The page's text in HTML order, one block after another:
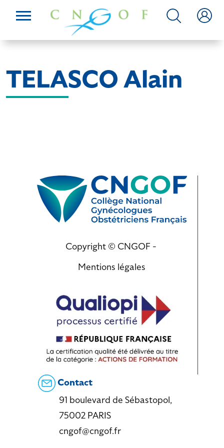
TELASCO Alain
Copyright © CNGOF -
Mentions légales
Contact
91 boulevard de Sébastopol,
75002 PARIS
cngof@cngof.fr